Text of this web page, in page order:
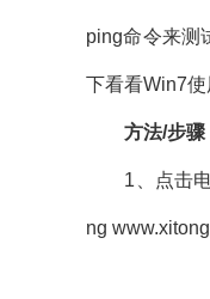
ping命令来测
下看看Win7使
方法/步骤
1、点击电脑
ng